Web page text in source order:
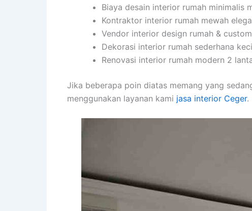
Biaya desain interior rumah minimalis
Kontraktor interior rumah mewah
Vendor interior design rumah &
Dekorasi interior rumah sederhana
Renovasi interior rumah modern 2
Jika beberapa poin diatas memang yang
menggunakan layanan kami jasa interior Ceger.